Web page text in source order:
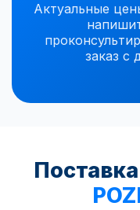
Актуальные
заказ с